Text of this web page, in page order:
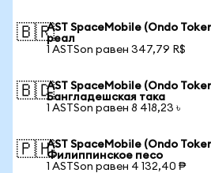
🇧🇷AST SpaceMobile (Ondo
реал
1 ASTSon равен 347,79 R$
🇧🇩AST SpaceMobile (Ondo
Бангладешская така
1 ASTSon равен 8 418,23 ৳
🇵🇭AST SpaceMobile (Ondo
Филиппинское песо
1 ASTSon равен 4 132,40 ₱